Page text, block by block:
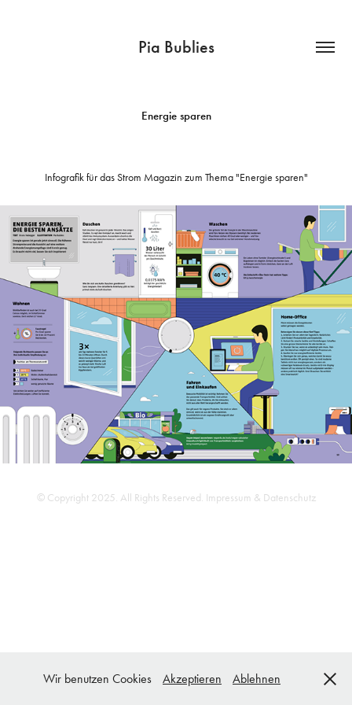
Pia Bublies
Energie sparen
Infografik für das Strom Magazin zum Thema "Energie sparen"
© Copyright 2025. All Rights Reserved. Impressum & Datenschutz
Wir benutzen Cookies Akzeptieren Ablehnen